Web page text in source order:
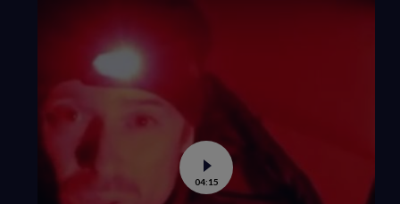
Voir
la
vidéo
04:15